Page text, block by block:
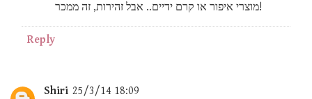
מוצרי איפור או קרם ידיים.. אבל זהירות, זה ממכר!
Reply
Shiri 25/3/14 18:09